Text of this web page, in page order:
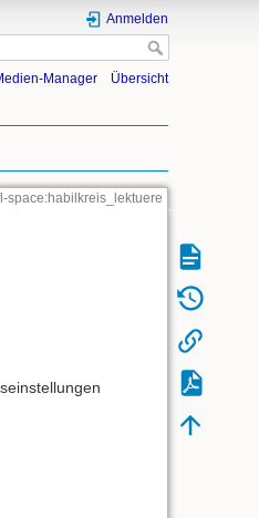
Anmelden
Manager Übersicht
space:habilkreis_lektuere